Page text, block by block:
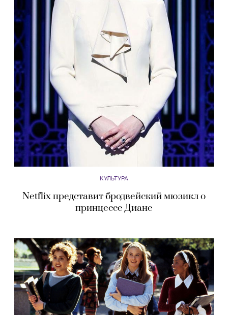
КУЛЬТУРА
Netflix представит бродвейский мюзикл о
принцессе Диане